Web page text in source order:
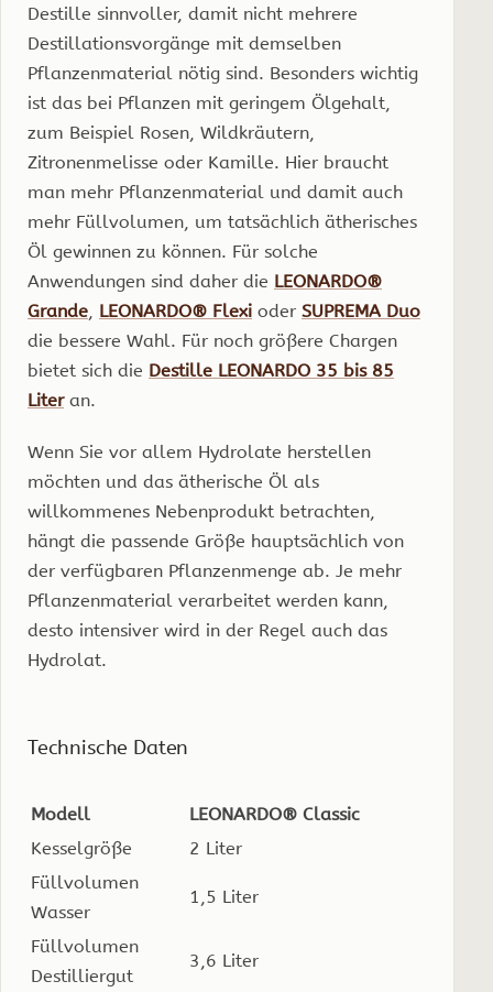
Destille sinnvoller, damit nicht mehrere
Destillationsvorgänge mit demselben
Pflanzenmaterial nötig sind. Besonders wichtig
ist das bei Pflanzen mit geringem Ölgehalt,
zum Beispiel Rosen, Wildkräutern,
Zitronenmelisse oder Kamille. Hier braucht
man mehr Pflanzenmaterial und damit auch
mehr Füllvolumen, um tatsächlich ätherisches
Öl gewinnen zu können. Für solche
Anwendungen sind daher die LEONARDO®
Grande, LEONARDO® Flexi oder SUPREMA Duo
die bessere Wahl. Für noch größere Chargen
bietet sich die Destille LEONARDO 35 bis 85
Literan.
Wenn Sie vor allem Hydrolate herstellen
möchten und das ätherische Öl als
willkommenes Nebenprodukt betrachten,
hängt die passende Größe hauptsächlich von
der verfügbaren Pflanzenmenge ab. Je mehr
Pflanzenmaterial verarbeitet werden kann,
desto intensiver wird in der Regel auch das
Hydrolat.
Technische Daten
Modell
LEONARDO® Classic
Kesselgröße
2 Liter
Füllvolumen
Wasser
1,5 Liter
Füllvolumen
Destilliergut
3,6 Liter